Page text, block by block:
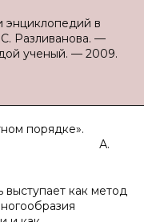
энциклопедий в
Разливанова. —
ученый. — 2009.
порядке».
выступает как метод